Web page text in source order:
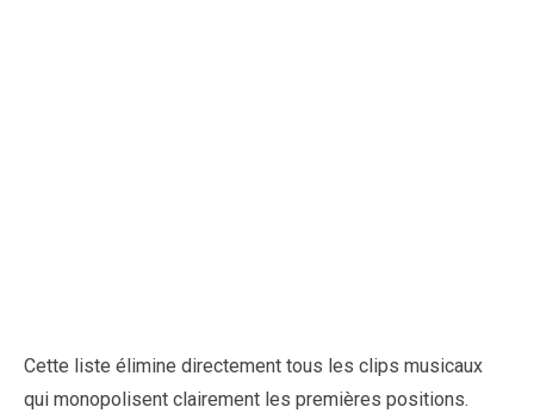
Cette liste élimine directement tous les clips musicaux
qui monopolisent clairement les premières positions.